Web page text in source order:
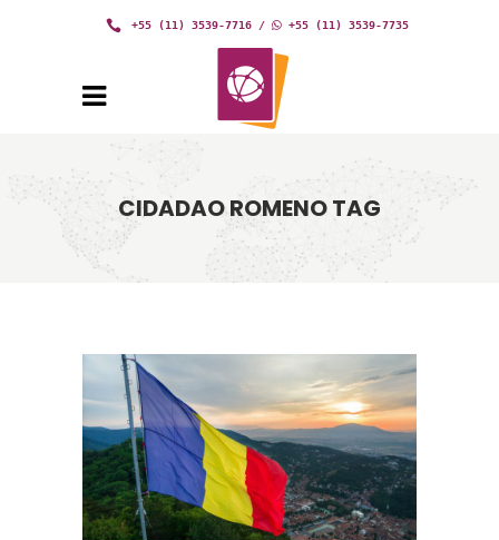
+55 (11) 3539-7716 / +55 (11) 3539-7735
CIDADAO ROMENO TAG